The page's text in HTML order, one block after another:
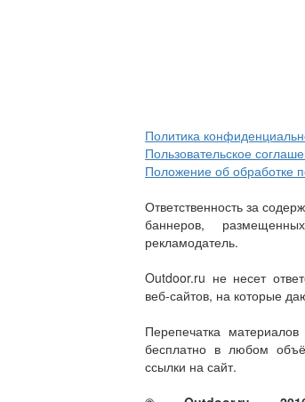
Политика
Пользовательское
Положение об обработке
Ответственность за
баннеров,
рекламодатель.
Outdoor.ru не несет
веб-сайтов, на которые
Перепечатка
бесплатно в любом
ссылки на сайт.